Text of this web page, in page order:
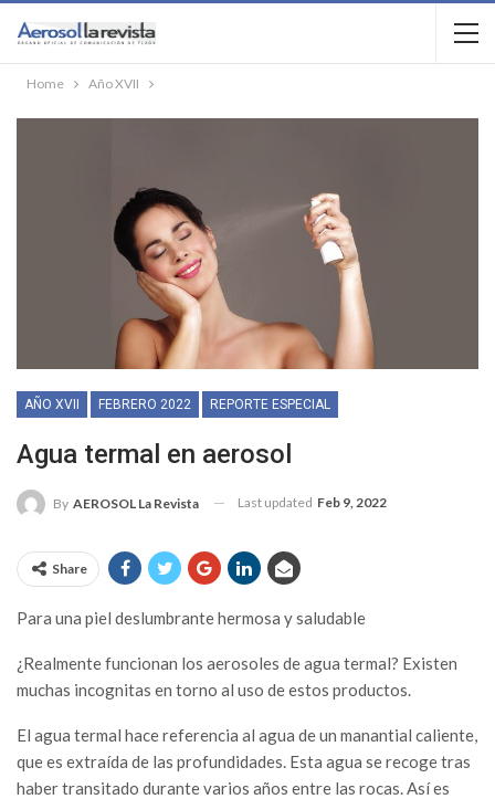
Home Año XVII
AÑO XVII FEBRERO 2022 REPORTE ESPECIAL
Agua termal en aerosol
By AEROSOL La Revista Last updated Feb 9, 2022
Share
Para una piel deslumbrante hermosa y saludable
¿Realmente funcionan los aerosoles de agua termal? Existen
muchas incognitas en torno al uso de estos productos.
El agua termal hace referencia al agua de un manantial caliente,
que es extraída de las profundidades. Esta agua se recoge tras
haber transitado durante varios años entre las rocas. Así es